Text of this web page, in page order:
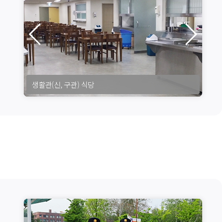
대덕밸리 식당(대덕밸리 봉사관 1층)
생활관(신, 구관) 식당
생활관(신, 구관) 식당
생활관(신, 구관) 식당